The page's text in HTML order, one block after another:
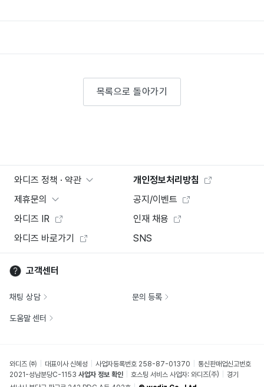
목록으로 돌아가기
와디즈 정책 · 약관
개인정보처리방침
제휴문의
공지/이벤트
와디즈 IR
인재 채용
와디즈 바로가기
SNS
고객센터
채팅 상담 문의 등록
도움말 센터
와디즈 ㈜ 대표이사 신혜성 사업자등록번호 258-87-01370
통신판매업신고번호
2021-성남분당C-1153 사업자 정보 확인 호스팅 서비스 사업자: 와디즈(주)
경기